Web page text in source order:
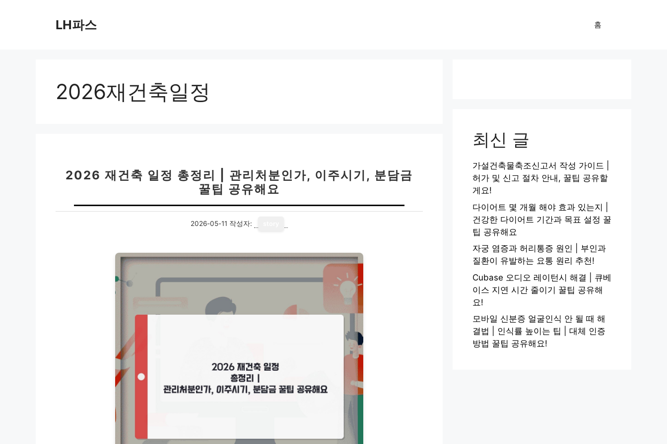
LH파스 홈
2026재건축일정
2026 재건축 일정 총정리 | 관리처분인가, 이주시기, 분담금
꿀팁 공유해요
2026-05-11 작성자:
최신 글
가설건축물축조신고서 작성 가이드 |
허가 및 신고 절차 안내, 꿀팁 공유할
게요!
다이어트 몇 개월 해야 효과 있는지 |
건강한 다이어트 기간과 목표 설정 꿀
팁 공유해요
자궁 염증과 허리통증 원인 | 부인과
질환이 유발하는 요통 원리 추천!
Cubase 오디오 레이턴시 해결 | 큐베
이스 지연 시간 줄이기 꿀팁 공유해
요!
모바일 신분증 얼굴인식 안 될 때 해
결법 | 인식률 높이는 팁 | 대체 인증
방법 꿀팁 공유해요!